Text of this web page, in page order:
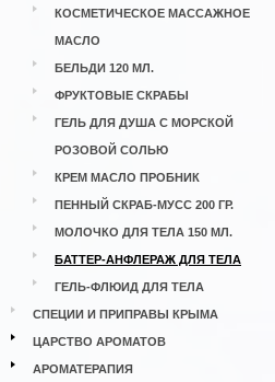
КОСМЕТИЧЕСКОЕ МАССАЖНОЕ
МАСЛО
БЕЛЬДИ 120 МЛ.
ФРУКТОВЫЕ СКРАБЫ
ГЕЛЬ ДЛЯ ДУША С МОРСКОЙ
РОЗОВОЙ СОЛЬЮ
КРЕМ МАСЛО ПРОБНИК
ПЕННЫЙ СКРАБ-МУСС 200 ГР.
МОЛОЧКО ДЛЯ ТЕЛА 150 МЛ.
БАТТЕР-АНФЛЕРАЖ ДЛЯ ТЕЛА
ГЕЛЬ-ФЛЮИД ДЛЯ ТЕЛА
СПЕЦИИ И ПРИПРАВЫ КРЫМА
ЦАРСТВО АРОМАТОВ
АРОМАТЕРАПИЯ